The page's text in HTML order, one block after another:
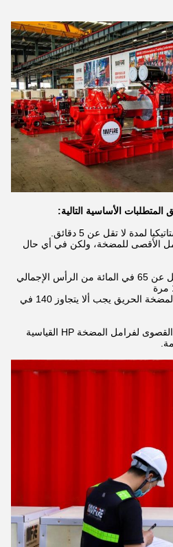
الأساسية التالية:
العمل الأقصى للمضخة، ولكن في أي حال
2يجب أن تطور المضخة ما لا يقل عن 65 في المائة من الرأس الإجمالي
السعة القصوى للضغط الصافي لمضخة الحريق يجب ألا يتجاوز 140 في
3يجب ألا تتجاوز القوة الحصانية القصوى لفرامل المضخة HP القياسية